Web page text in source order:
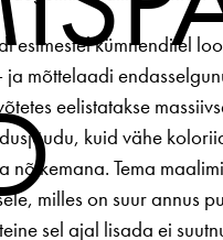
esimestel kümnenditel
ja mõttelaadi
eelistatakse
kuid vähe
nõtkemana. Tema
milles on suur annus
sel ajal lisada ei